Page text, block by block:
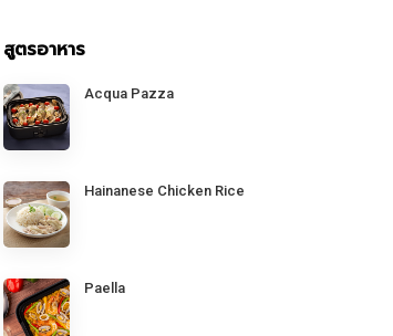
สูตรอาหาร
Acqua Pazza
Hainanese Chicken Rice
Paella